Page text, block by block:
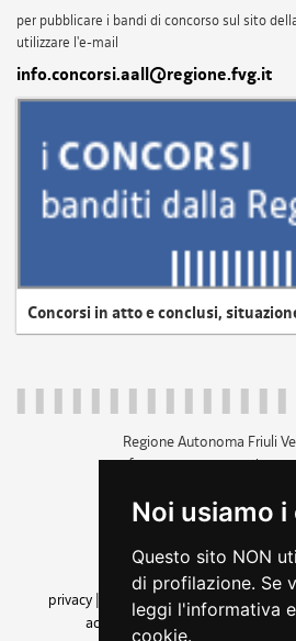
Noi usiamo
Questo sito NON
di profilazione. Se
leggi l'informativa
cookie.
per pubblicare i bandi di concorso sul sito
utilizzare l'e-mail
info.concorsi.aall@regione.fvg.it
Concorsi in atto e conclusi,
Regione Autonoma Friuli
c.f. 80014930327; p.iva
+39 040
amministrazione
privacy
cookie |note legali
accessibilità| feedback cambio